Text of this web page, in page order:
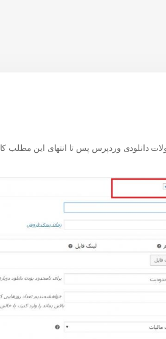
دانلودی وردپرس پس تا انتهای این مطلب